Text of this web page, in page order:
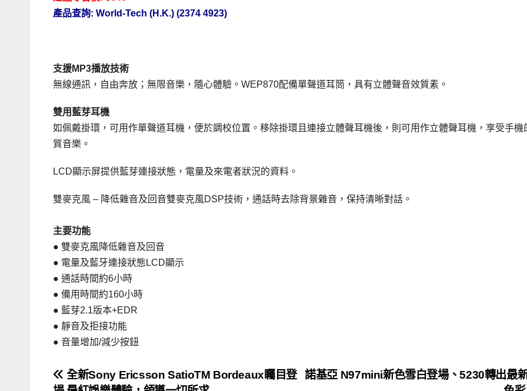
產品查詢: World-Tech (H.K.) (2374 4923)
支援MP3播放技術
無線通訊，自由奔放；無限音樂，隨心體驗。WEP870配備單聲道耳筒，具有立體聲音效質素。
雙用藍芽耳機
如佩戴掛環，可用作單聲道耳機，便於調校位置。移除掛環且連接立體聲耳機後，則可用作立體聲耳機，享受手機
質音樂。
LCD顯示屏提供藍芽連接狀態，電量及來電者狀況的資料。
雙麥克風 – 降低雜音及回音雙麥克風DSP技術，通話時去除背景雜音，保持清晰對話。
主要功能
● 雙麥克風降低雜音及回音
● 電量及藍牙連接狀態LCD顯示
● 通話時間約6小時
● 備用時間約160小時
● 藍芽2.1版本+EDR
● 靜音及拒接功能
● 音量增加/減少按鈕
文
諾基亞 N97mini新色雪白登場、5230轉出最
全新Sony Ericsson SatioTM Bordeaux矚目登